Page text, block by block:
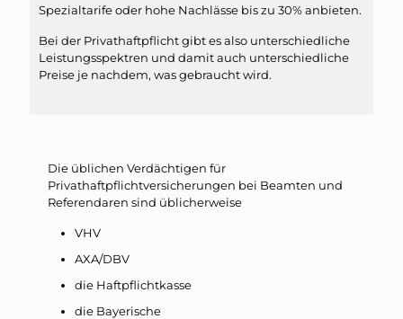
Spezialtarife oder hohe Nachlässe bis zu 30% anbieten.
Bei der Privathaftpflicht gibt es also unterschiedliche
Leistungsspektren und damit auch unterschiedliche
Preise je nachdem, was gebraucht wird.
Die üblichen Verdächtigen für
Privathaftpflichtversicherungen bei Beamten und
Referendaren sind üblicherweise
VHV
AXA/DBV
die Haftpflichtkasse
die Bayerische